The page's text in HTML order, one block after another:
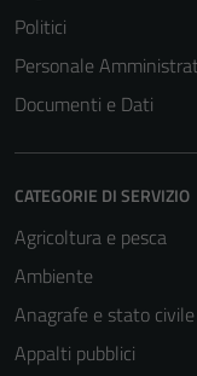
Politici
Personale
Documenti e Dati
CATEGORIE DI SERVIZIO
Agricoltura e pesca
Ambiente
Anagrafe e stato civile
Appalti pubblici